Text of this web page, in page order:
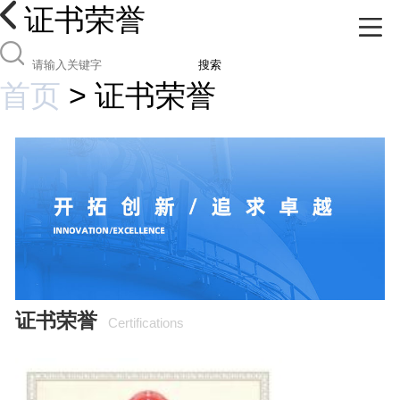
证书荣誉
搜索
首页 > 证书荣誉
证书荣誉 Certifications